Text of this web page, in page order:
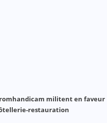
militent en faveur
restauration